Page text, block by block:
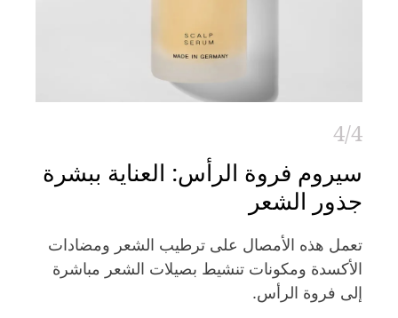
4/4
سيروم فروة الرأس: العناية ببشرة
جذور الشعر
تعمل هذه الأمصال على ترطيب الشعر ومضادات
الأكسدة ومكونات تنشيط بصيلات الشعر مباشرة
إلى فروة الرأس.